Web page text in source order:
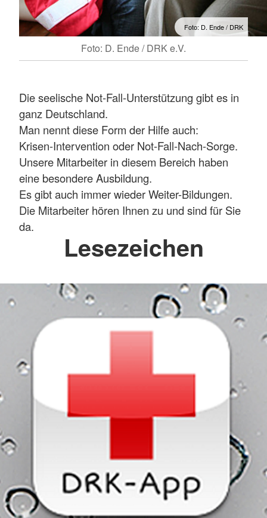
Foto: D. Ende / DRK
Foto: D. Ende / DRK e.V.
Die seelische Not-Fall-Unterstützung gibt es in
ganz Deutschland.
Man nennt diese Form der Hilfe auch:
Krisen-Intervention oder Not-Fall-Nach-Sorge.
Unsere Mitarbeiter in diesem Bereich haben
eine besondere Ausbildung.
Es gibt auch immer wieder Weiter-Bildungen.
Die Mitarbeiter hören Ihnen zu und sind für Sie
da.
Lesezeichen